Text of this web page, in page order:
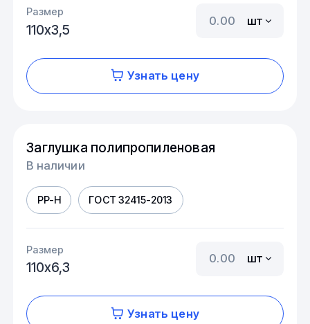
Размер
110х3,5
шт
Узнать цену
Заглушка полипропиленовая
В наличии
PP-H ГОСТ 32415-2013
Размер
110х6,3
шт
Узнать цену